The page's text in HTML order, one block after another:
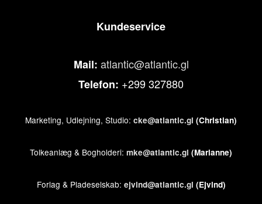
Kundeservice
Mail: atlantic@atlantic.gl
Telefon: +299 327880
Marketing, Udlejning, Studio: cke@atlantic.gl (Christian)
Tolkeanlæg & Bogholderi: mke@atlantic.gl (Marianne)
Forlag & Pladeselskab: ejvind@atlantic.gl (Ejvind)